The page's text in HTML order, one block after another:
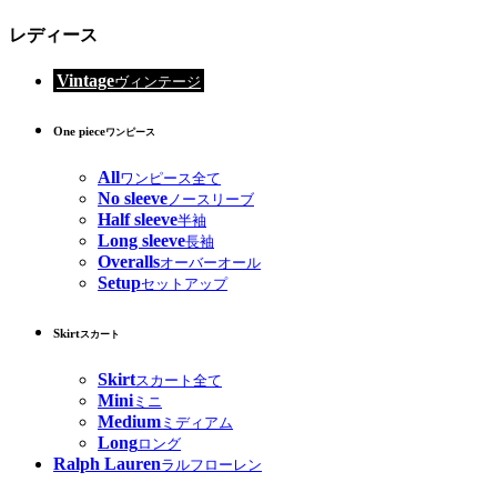
レディース
Vintageヴィンテージ
One pieceワンピース
Allワンピース全て
No sleeveノースリーブ
Half sleeve半袖
Long sleeve長袖
Overallsオーバーオール
Setupセットアップ
Skirtスカート
Skirtスカート全て
Miniミニ
Medium ミディアム
Longロング
Ralph Laurenラルフローレン